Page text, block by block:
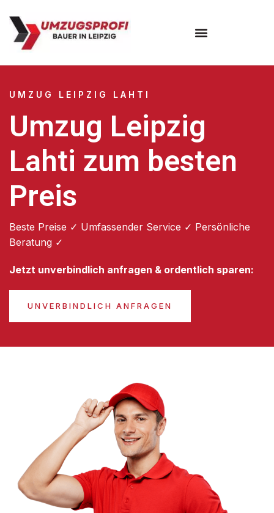
UMZUG LEIPZIG LAHTI
Umzug Leipzig
Lahti zum besten
Preis
Beste Preise ✓ Umfassender Service ✓ Persönliche
Beratung ✓
Jetzt unverbindlich anfragen & ordentlich sparen:
UNVERBINDLICH ANFRAGEN